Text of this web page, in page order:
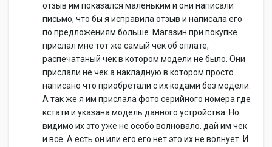
отзыв им показался маленьким и они написали
письмо, что бы я исправила отзыв и написала его
по предложениям больше. Магазин при покупке
прислал мне тот же самый чек об оплате,
распечатаный чек в котором модели не было. Они
прислали не чек а накладную в котором просто
написано что приобретали с их кодами без модели.
А так же я им прислала фото серийного номера где
кстати и указана модель данного устройства. Но
видимо их это уже не особо волновало. дай им чек
и все. А есть он или его его нет это их не волнует. И